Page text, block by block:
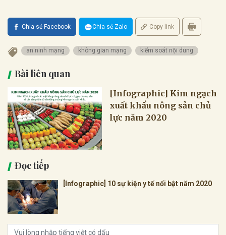
Chia sẻ Facebook Chia sẻ Zalo Copy link
an ninh mạng không gian mạng kiểm soát nội dung
Bài liên quan
[Infographic] Kim ngạch
xuất khẩu nông sản chủ
lực năm 2020
Đọc tiếp
[Infographic] 10 sự kiện y tế nổi bật năm 2020